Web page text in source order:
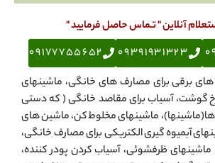
آنلاین " تـماس حاصل فرمایید "
09391931323
09177755652
برقی برای مصارف های خانگی، ماشینهای
گوشت، آسیاب برای مقاصد خانگی ( که دستی
ماشینهای مخلوط کن، ماشین های
آبمیوه گیری الکتریکی برای مصارف خانگی،
ظرفشوئی، آسیاب کردن پودر کننده،